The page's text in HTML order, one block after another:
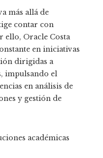
más allá de
contar con
ello, Oracle Costa
en iniciativas
dirigidas a
impulsando el
en análisis de
y gestión de
académicas